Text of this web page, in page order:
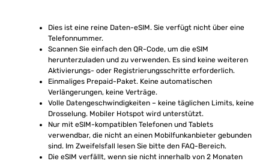
Dies ist eine reine Daten-eSIM. Sie verfügt nicht über eine
Telefonnummer.
Scannen Sie einfach den QR-Code, um die eSIM
herunterzuladen und zu verwenden. Es sind keine weiteren
Aktivierungs- oder Registrierungsschritte erforderlich.
Einmaliges Prepaid-Paket. Keine automatischen
Verlängerungen, keine Verträge.
Volle Datengeschwindigkeiten – keine täglichen Limits, keine
Drosselung. Mobiler Hotspot wird unterstützt.
Nur mit eSIM-kompatiblen Telefonen und Tablets
verwendbar, die nicht an einen Mobilfunkanbieter gebunden
sind. Im Zweifelsfall lesen Sie bitte den FAQ-Bereich.
Die eSIM verfällt, wenn sie nicht innerhalb von 2 Monaten